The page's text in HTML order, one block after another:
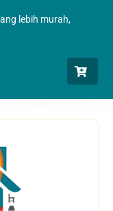
lebih murah,